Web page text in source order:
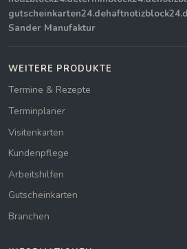
gutscheinkarten24.de
Sander Manufaktur
WEITERE PRODUKTE
Termine & Rezepte
Terminplaner
Visitenkarten
Kundenpflege
Arbeitshilfen
Gutscheinkarten
Branchen